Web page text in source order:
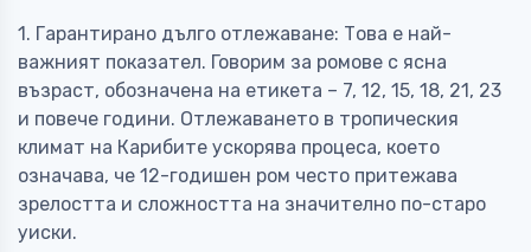
1. Гарантирано дълго отлежаване: Това е най-
важният показател. Говорим за ромове с ясна
възраст, обозначена на етикета – 7, 12, 15, 18, 21, 23
и повече години. Отлежаването в тропическия
климат на Карибите ускорява процеса, което
означава, че 12-годишен ром често притежава
зрелостта и сложността на значително по-старо
уиски.